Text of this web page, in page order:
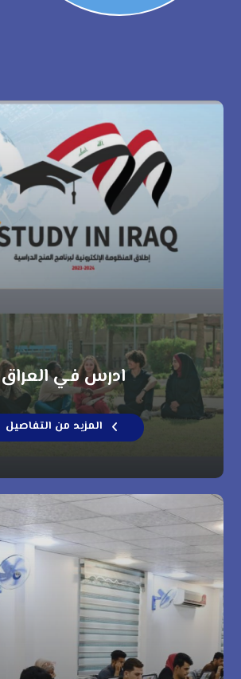
ادرس في العراق
المزيد من التفاصيل